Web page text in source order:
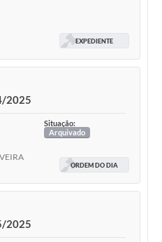
EXPEDIENTE
2025
Situação:
Arquivado
ORDEM DO DIA
2025